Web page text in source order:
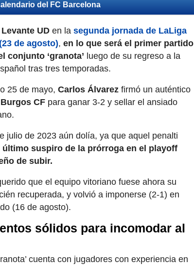
del FC Barcelona
Levante UD en la segunda jornada de LaLiga
de agosto), en lo que será el primer partido
conjunto ‘granota’ luego de su regreso a la
tras tres temporadas.
25 de mayo, Carlos Álvarez firmó un auténtico
Burgos CF para ganar 3-2 y sellar el ansiado
julio de 2023 aún dolía, ya que aquel penalti
último suspiro de la prórroga en el playoff
de subir.
que el equipo vitoriano fuese ahora su
recuperada, y volvió a imponerse (2-1) en
(16 de agosto).
sólidos para incomodar al
cuenta con jugadores con experiencia en